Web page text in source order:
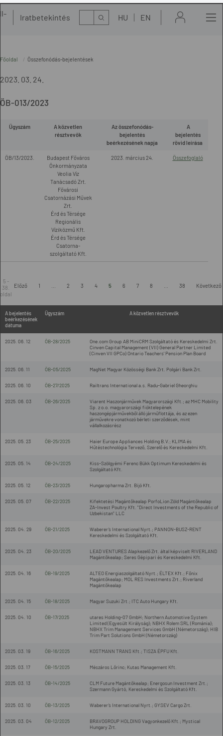
Iratbetekintés Kereső HU EN
Főoldal Összefonódás-bejelentések
2023. 03. 24.
ÖB-013/2023
Ügyszám
A közvetlen
résztvevők
Az összefonódás-
bejelentés
beérkezésének napja
A
bejelentés
rövid leírása
ÖB/13/2023.
Budapest Főváros
Önkormányzata
Veolia Víz
Tanácsadó Zrt.
Fővárosi
Csatornázási Művek
Zrt.
Érd és Térsége
Regionális
Víziközmű Kft.
Érd és Térsége
Csatorna-
szolgáltató Kft.
2023. március 24. Összefoglaló
5 -
38.
oldal
Előző 1 2 3 4 5 6 7 8 38 Következő
A bejelentés
beérkezésének
dátuma
Ügyszám A közvetlen résztvevők
2025. 06. 12 ÖB-28/2025
One.com Group AB MiniCRM Szolgáltató és Kereskedelmi Zrt.
Cinven Capital Management (VII) General Partner Limited
(Cinven VII GPCo) Ontario Teachers' Pension Plan Board
2025. 06. 11 ÖB-05/2025 MagNet Magyar Közösségi Bank Zrt. Polgári Bank Zrt.
2025. 06. 10 ÖB-27/2025 Railtrans International a.s. Radu-Gabriel Gheorghiu
2025. 06. 03 ÖB-26/2025
Viarent Haszonjárművek Magyarországi Kft.; az MHC Mobility
Sp. z o.o. magyarországi fióktelepének
haszongépjárművekből álló járműflottája, és az ezen
járművekre vonatkozó bérleti szerződések, mint
vállalkozásrész
2025. 05. 23 ÖB-25/2025
Haier Europe Appliances Holding B.V.; KLIMA és
Hűtéstechnológia Tervező, Szerelő és Kereskedelmi Kft.
2025. 05. 14 ÖB-24/2025
Kiss-Szölgyémi Ferenc Bükk Optimum Kereskedelmi és
Szolgáltató Kft.
2025. 05. 12 ÖB-23/2025 Hungaropharma Zrt. Bijó Kft.
2025. 05. 07 ÖB-22/2025
Kifektetési Magántőkealap PorfoLion Zöld Magántőkealap
ZA-Invest Poultry Kft. "Direct Investments of the Republic of
Uzbekistan" LLC
2025. 04. 29 ÖB-21/2025
Waberer’s International Nyrt.; PANNON-BUSZ-RENT
Kereskedelmi és Szolgáltató Kft.
2025. 04. 23 ÖB-20/2025
LEAD VENTURES Alapkezelő Zrt. által képviselt RIVERLAND
Magántőkealap; Seres Gépipari és Kereskedelmi Kft.
2025. 04. 16 ÖB-19/2025
ALTEO Energiaszolgáltató Nyrt.; ÉLTEX Kft.; Főnix
Magántőkealap; MOL RES Investments Zrt.; Riverland
Magántőkealap
2025. 04. 15 ÖB-18/2025 Magyar Suzuki Zrt.; ITC Auto Hungary Kft.
2025. 04. 10 ÖB-17/2025
utares Holding-07 GmbH; Northern Automotive System
Limited (Egyesült Királyság); NBHX Rolem SRL (Románia);
NBHX Trim Management Services GmbH (Németország); HIB
Trim Part Solutions GmbH (Németország)
2025. 03. 19 ÖB-16/2025 KOSTMANN TRANS Kft.; TISZA ÉPFU Kft.
2025. 03. 17 ÖB-15/2025 Mészáros Lőrinc; Kutas Management Kft.
2025. 03. 13 ÖB-14/2025
CLM Future Magántőkealap; Energosun Investment Zrt.;
Szermann Gyártó, Kereskedelmi és Szolgáltató Kft.
2025. 03. 10 ÖB-13/2025 Waberer’s International Nyrt.; GYSEV Cargo Zrt.
2025. 03. 04 ÖB-12/2025
BRAVOGROUP HOLDING Vagyonkezelő Kft.; Mystical
Hungary Zrt.